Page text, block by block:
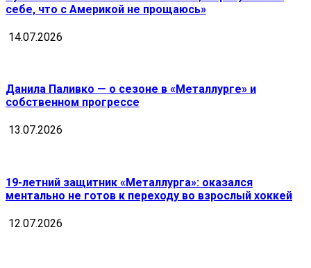
себе, что с Америкой не прощаюсь»
14.07.2026
Данила Паливко — о сезоне в «Металлурге» и
собственном прогрессе
13.07.2026
19-летний защитник «Металлурга»: оказался
ментально не готов к переходу во взрослый хоккей
12.07.2026